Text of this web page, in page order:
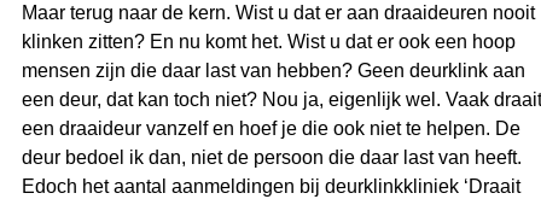
Maar terug naar de kern. Wist u dat er aan draaideuren nooit
klinken zitten? En nu komt het. Wist u dat er ook een hoop
mensen zijn die daar last van hebben? Geen deurklink aan
een deur, dat kan toch niet? Nou ja, eigenlijk wel. Vaak draait
een draaideur vanzelf en hoef je die ook niet te helpen. De
deur bedoel ik dan, niet de persoon die daar last van heeft.
Edoch het aantal aanmeldingen bij deurklinkkliniek ‘Draait